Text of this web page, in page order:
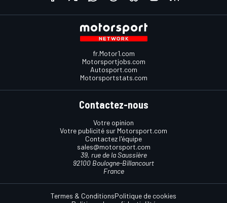
fr.Motor1.com
Motorsportjobs.com
Autosport.com
Motorsportstats.com
Contactez-nous
Votre opinion
Votre publicité sur Motorsport.com
Contactez l'équipe
sales@motorsport.com
39, rue de la Saussière
92100 Boulogne-Billancourt
France
Termes & ConditionsPolitique de cookies